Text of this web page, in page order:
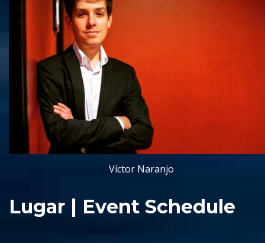
Víctor Naranjo
Lugar | Event Schedule